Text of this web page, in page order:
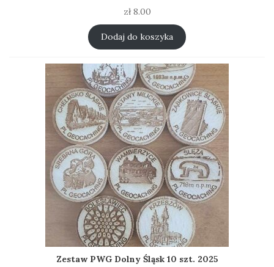
zł8.00
Dodaj do koszyka
Zestaw PWG Dolny Śląsk 10 szt. 2025